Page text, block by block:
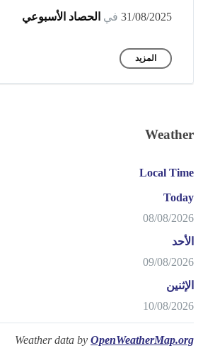
31/08/2025 في الحصاد الأسبوعي
المزيد
Weather
Local Time
Today
08/08/2026
الأحد
09/08/2026
الإثنين
10/08/2026
Weather data by OpenWeatherMap.org